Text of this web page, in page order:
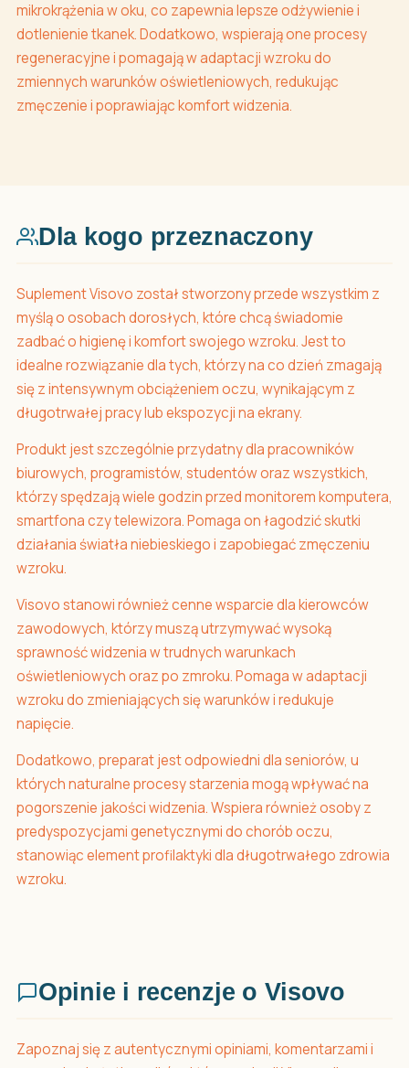
mikrokrążenia w oku, co zapewnia lepsze odżywienie i
dotlenienie tkanek. Dodatkowo, wspierają one procesy
regeneracyjne i pomagają w adaptacji wzroku do
zmiennych warunków oświetleniowych, redukując
zmęczenie i poprawiając komfort widzenia.
Dla kogo przeznaczony
Suplement Visovo został stworzony przede wszystkim z
myślą o osobach dorosłych, które chcą świadomie
zadbać o higienę i komfort swojego wzroku. Jest to
idealne rozwiązanie dla tych, którzy na co dzień zmagają
się z intensywnym obciążeniem oczu, wynikającym z
długotrwałej pracy lub ekspozycji na ekrany.
Produkt jest szczególnie przydatny dla pracowników
biurowych, programistów, studentów oraz wszystkich,
którzy spędzają wiele godzin przed monitorem komputera,
smartfona czy telewizora. Pomaga on łagodzić skutki
działania światła niebieskiego i zapobiegać zmęczeniu
wzroku.
Visovo stanowi również cenne wsparcie dla kierowców
zawodowych, którzy muszą utrzymywać wysoką
sprawność widzenia w trudnych warunkach
oświetleniowych oraz po zmroku. Pomaga w adaptacji
wzroku do zmieniających się warunków i redukuje
napięcie.
Dodatkowo, preparat jest odpowiedni dla seniorów, u
których naturalne procesy starzenia mogą wpływać na
pogorszenie jakości widzenia. Wspiera również osoby z
predyspozycjami genetycznymi do chorób oczu,
stanowiąc element profilaktyki dla długotrwałego zdrowia
wzroku.
Opinie i recenzje o Visovo
Zapoznaj się z autentycznymi opiniami, komentarzami i